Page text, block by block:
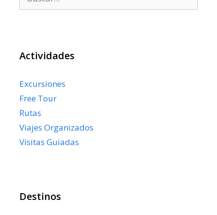
Actividades
Excursiones
Free Tour
Rutas
Viajes Organizados
Visitas Guiadas
Destinos